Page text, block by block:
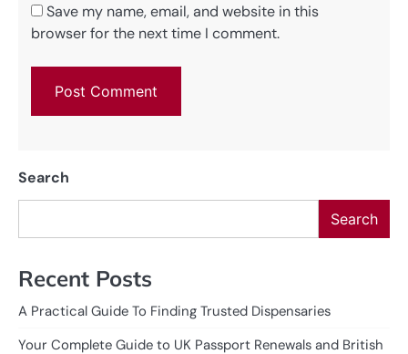
Save my name, email, and website in this
browser for the next time I comment.
Search
Search
Recent Posts
A Practical Guide To Finding Trusted Dispensaries
Your Complete Guide to UK Passport Renewals and British